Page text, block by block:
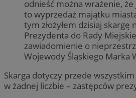
odnieść można wrażenie,
to wyprzedaż majątku
tym złożyłem dzisiaj skargę
Prezydenta do Rady
zawiadomienie o
Wojewody Śląskiego Marka
Skarga dotyczy przede
w żadnej liczbie – zastępców